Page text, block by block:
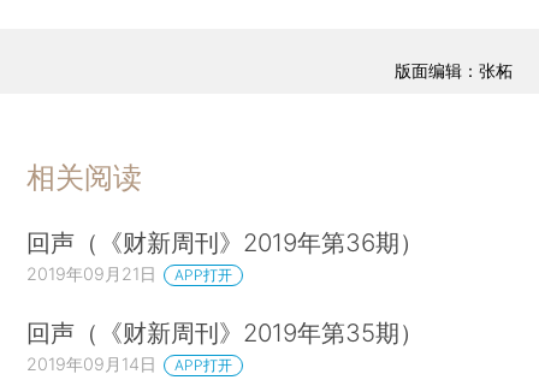
版面编辑：张柘
相关阅读
回声（《财新周刊》2019年第36期）
2019年09月21日 APP打开
回声（《财新周刊》2019年第35期）
2019年09月14日 APP打开